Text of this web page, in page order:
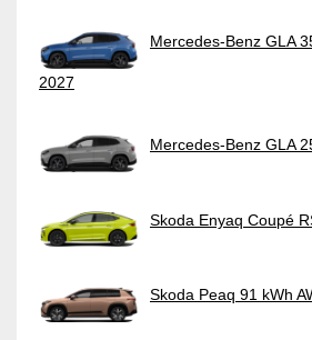
Mercedes-Benz GLA
2027
Mercedes-Benz GLA
Skoda Enyaq Coupé
Skoda Peaq 91 kWh